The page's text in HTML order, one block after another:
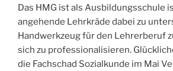
Das HMG ist als Ausbildungsschule
angehende Lehrkräde dabei zu
Handwerkzeug für den Lehrerberuf
sich zu professionalisieren.
die Fachschad Sozialkunde im Mai